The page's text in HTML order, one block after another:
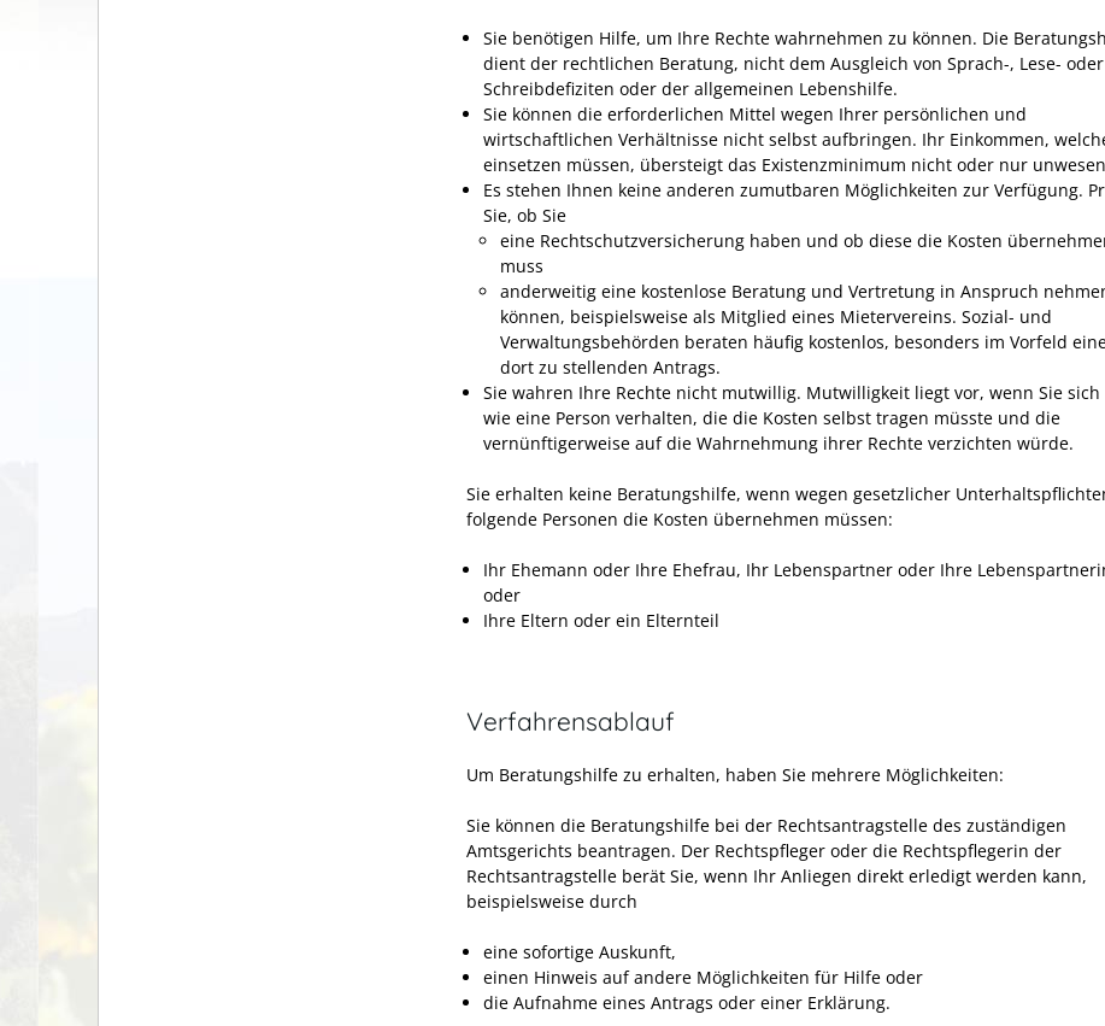
Sie benötigen Hilfe, um Ihre Rechte wahrnehmen zu können. Die
dient der rechtlichen Beratung, nicht dem Ausgleich von Sprach-, Lese- oder
Schreibdefiziten oder der allgemeinen Lebenshilfe.
Sie können die erforderlichen Mittel wegen Ihrer persönlichen und
wirtschaftlichen Verhältnisse nicht selbst aufbringen. Ihr Einkommen,
einsetzen müssen, übersteigt das Existenzminimum nicht oder nur
Es stehen Ihnen keine anderen zumutbaren Möglichkeiten zur Verfügung.
Sie, ob Sie
eine Rechtschutzversicherung haben und ob diese die Kosten
muss
anderweitig eine kostenlose Beratung und Vertretung in Anspruch
können, beispielsweise als Mitglied eines Mietervereins. Sozial- und
Verwaltungsbehörden beraten häufig kostenlos, besonders im Vorfeld
dort zu stellenden Antrags.
Sie wahren Ihre Rechte nicht mutwillig. Mutwilligkeit liegt vor, wenn Sie
wie eine Person verhalten, die die Kosten selbst tragen müsste und die
vernünftigerweise auf die Wahrnehmung ihrer Rechte verzichten würde.
Sie erhalten keine Beratungshilfe, wenn wegen gesetzlicher
folgende Personen die Kosten übernehmen müssen:
Ihr Ehemann oder Ihre Ehefrau, Ihr Lebenspartner oder Ihre
oder
Ihre Eltern oder ein Elternteil
Verfahrensablauf
Um Beratungshilfe zu erhalten, haben Sie mehrere Möglichkeiten:
Sie können die Beratungshilfe bei der Rechtsantragstelle des zuständigen
Amtsgerichts beantragen. Der Rechtspfleger oder die Rechtspflegerin der
Rechtsantragstelle berät Sie, wenn Ihr Anliegen direkt erledigt werden kann,
beispielsweise durch
eine sofortige Auskunft,
einen Hinweis auf andere Möglichkeiten für Hilfe oder
die Aufnahme eines Antrags oder einer Erklärung.